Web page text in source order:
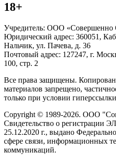
18+
Учредитель: ООО «Совершенно
Юридический адрес: 360051,
Нальчик, ул. Пачева, д. 36
Почтовый адрес: 127247, г.
100, стр. 2
Все права защищены.
материалов запрещено,
только при условии
Copyright © 1989-2026. ООО
Свидетельство о регистрации
25.12.2020 г., выдано
сфере связи, информационных
коммуникаций.